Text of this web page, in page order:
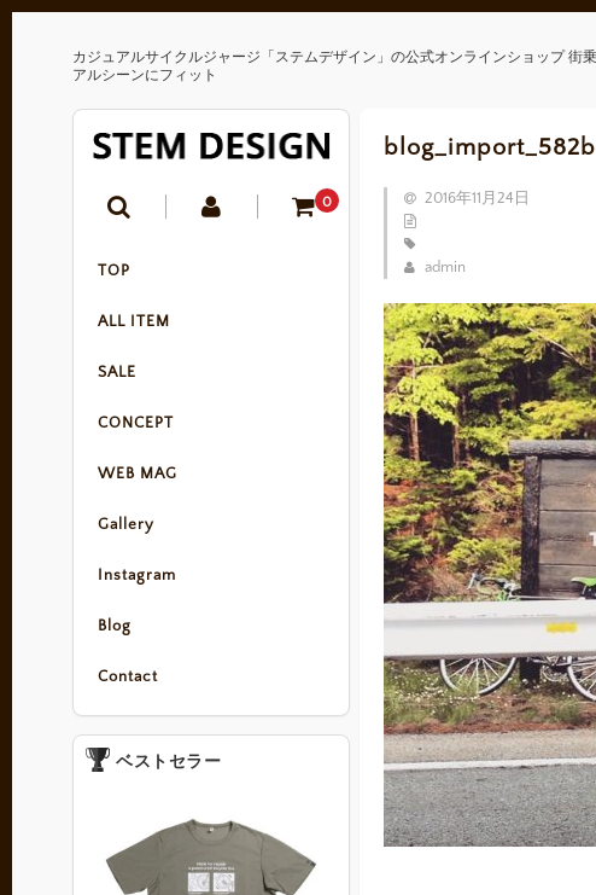
カジュアルサイクルジャージ「ステムデザイン」の公式オンラインショップ
アルシーンにフィット
0
TOP
ALL ITEM
SALE
CONCEPT
WEB MAG
Gallery
Instagram
Blog
Contact
2016年11月24日
admin
ベストセラー